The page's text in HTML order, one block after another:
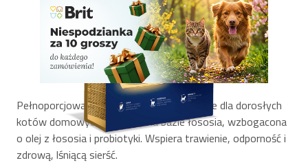
Pełnoporcjowa karma stworzona specjalnie dla dorosłych
kotów domowych. Formuła na bazie łososia, wzbogacona
o olej z łososia i probiotyki. Wspiera trawienie, odporność i
zdrową, lśniącą sierść.